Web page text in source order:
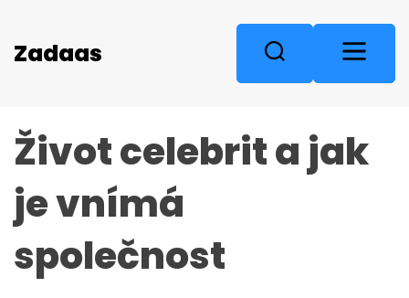
Zadaas
S
c
h
M
Život celebrit a jak
je vnímá
společnost